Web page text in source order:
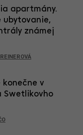
apartmány.
ubytovanie,
známej
konečne v
Swetlikovho